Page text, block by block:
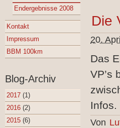
Endergebnisse 2008
Kontakt
Impressum
BBM 100km
Blog-Archiv
2017 (1)
2016 (2)
2015 (6)
Die
20.
Das
VP’s
Von